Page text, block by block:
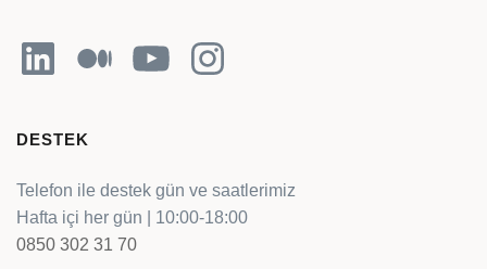
LinkedInOrta YouTubeInstagram
DESTEK
Telefon ile destek gün ve saatlerimiz
Hafta içi her gün | 10:00-18:00
0850 302 31 70